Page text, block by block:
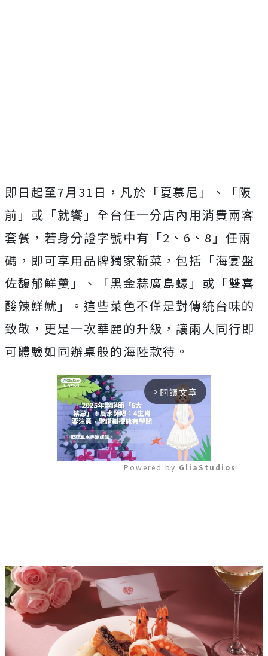
即日起至7月31日，凡於「夏慕尼」、「阪
前」或「就饗」全台任一分店內用消費兩客
套餐，若身分證字號中有「2、6、8」任兩
碼，即可享用品牌獨家新菜，包括「海宴盤
佐馥郁鮮羹」、「黑金蒜廣島蠔」或「雙喜
酸辣鮮魷」。這些菜色不僅是對傳統台味的
致敬，更是一次華麗的升級，讓兩人同行即
可體驗如同辦桌般的海陸款待。
arrow_forward_ios 閱讀文章
Powered by GliaStudios